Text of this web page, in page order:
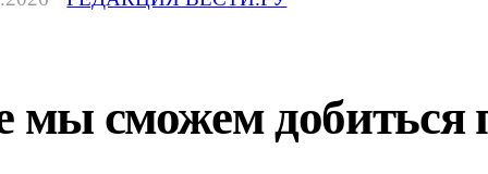
мы сможем добиться